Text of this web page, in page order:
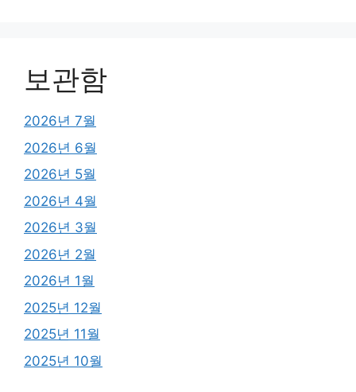
보관함
2026년 7월
2026년 6월
2026년 5월
2026년 4월
2026년 3월
2026년 2월
2026년 1월
2025년 12월
2025년 11월
2025년 10월